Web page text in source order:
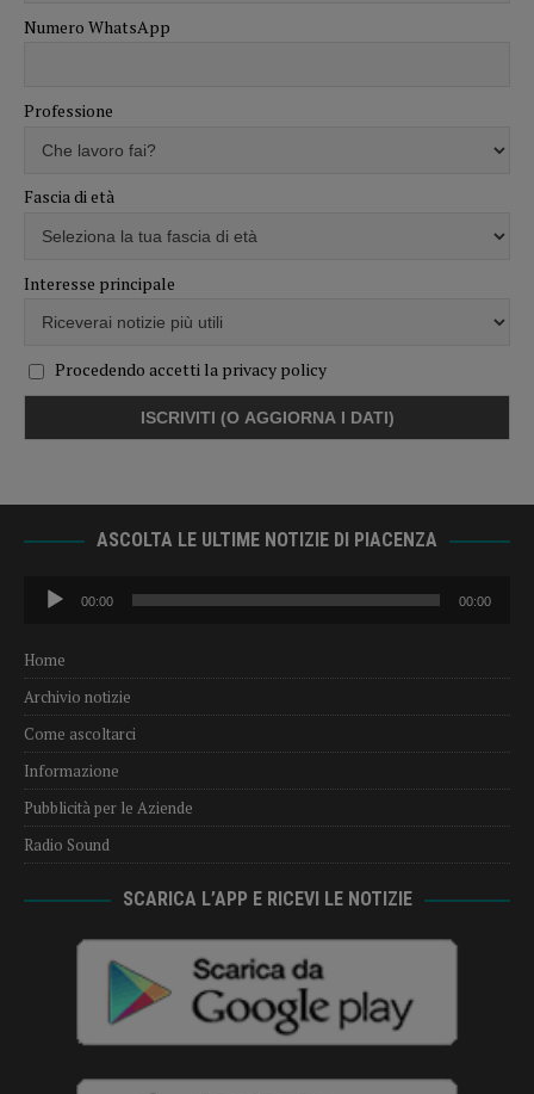
Numero WhatsApp
Professione
Fascia di età
Interesse principale
Procedendo accetti la privacy policy
ASCOLTA LE ULTIME NOTIZIE DI PIACENZA
Audio
Player
00:00 00:00
Home
Archivio notizie
Come ascoltarci
Informazione
Pubblicità per le Aziende
Radio Sound
SCARICA L’APP E RICEVI LE NOTIZIE